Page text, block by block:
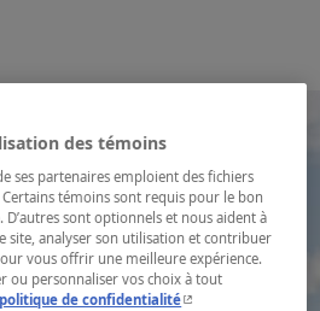
des témoins
ses partenaires emploient des fichiers
témoins sont requis pour le bon
sont optionnels et nous aident à
site, analyser son utilisation et contribuer
vous offrir une meilleure expérience.
ou personnaliser vos choix à tout
de confidentialité- Cet hyperlien